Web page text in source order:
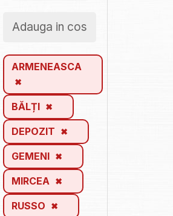
Adauga in cos
ARMENEASCA
BĂLȚI
DEPOZIT
GEMENI
MIRCEA
RUSSO